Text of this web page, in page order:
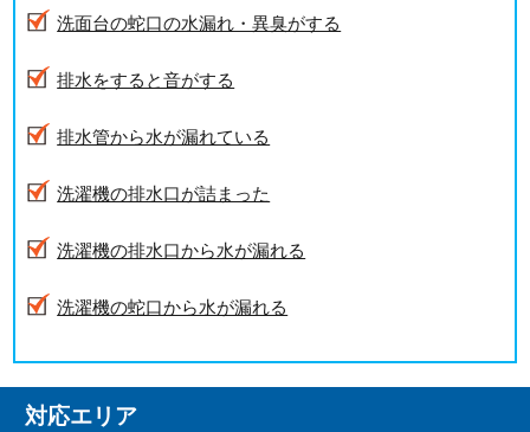
洗面台の蛇口の水漏れ・異臭がする
排水をすると音がする
排水管から水が漏れている
洗濯機の排水口が詰まった
洗濯機の排水口から水が漏れる
洗濯機の蛇口から水が漏れる
対応エリア